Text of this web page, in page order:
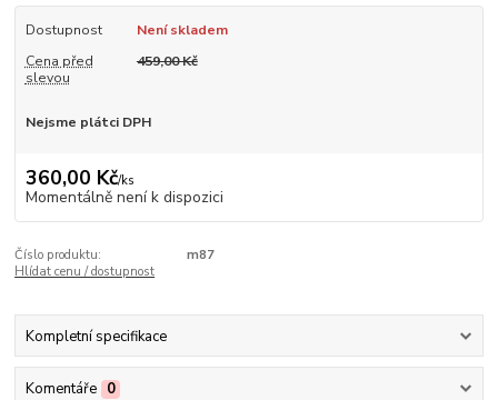
Dostupnost
Není skladem
Cena před
slevou
459,00 Kč
Nejsme plátci DPH
360,00 Kč/ks
Momentálně není k dispozici
Číslo produktu:
m87
Hlídat cenu / dostupnost
Kompletní specifikace
Komentáře 0